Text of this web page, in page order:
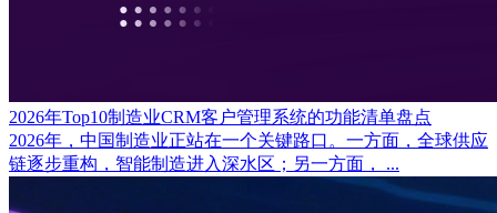
2026年Top10制造业CRM客户管理系统的功能清单盘点
2026年，中国制造业正站在一个关键路口。一方面，全球供应
链逐步重构，智能制造进入深水区；另一方面， ...